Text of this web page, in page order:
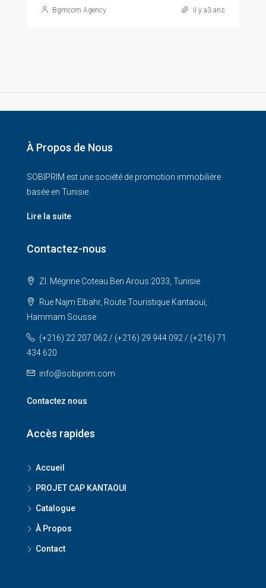
Bgmcom Agency il y a3 ans
À Propos de Nous
SOBIPRIM est une société de promotion immobilière
basée en Tunisie.
Lire la suite
Contactez-nous
ZI. Mégrine Coteau Ben Arous 2033, Tunisie
Rue Najm Elbahr, Route Touristique Kantaoui,
Hammam Sousse
(+216) 22 207 062 / (+216) 29 944 092 / (+216) 71
434 620
info@sobiprim.com
Contactez nous
Accès rapides
Accueil
PROJET CAP KANTAOUI
Catalogue
À Propos
Contact